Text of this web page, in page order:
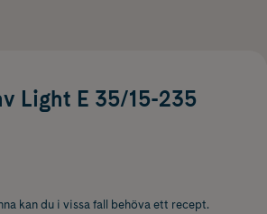
Light E 35/15-235
kan du i vissa fall behöva ett recept.